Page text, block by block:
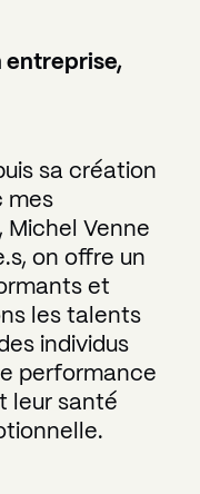
entreprise,
sa création
mes
Michel Venne
on offre un
et
les talents
individus
performance
leur santé